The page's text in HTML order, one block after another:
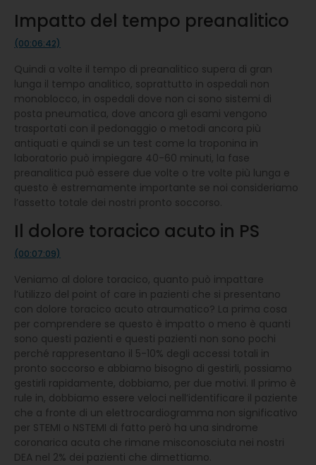
Impatto del tempo preanalitico
(00:06:42)
Quindi a volte il tempo di preanalitico supera di gran
lunga il tempo analitico, soprattutto in ospedali non
monoblocco, in ospedali dove non ci sono sistemi di
posta pneumatica, dove ancora gli esami vengono
trasportati con il pedonaggio o metodi ancora più
antiquati e quindi se un test come la troponina in
laboratorio può impiegare 40-60 minuti, la fase
preanalitica può essere due volte o tre volte più lunga e
questo è estremamente importante se noi consideriamo
l’assetto totale dei nostri pronto soccorso.
Il dolore toracico acuto in PS
(00:07:09)
Veniamo al dolore toracico, quanto può impattare
l’utilizzo del point of care in pazienti che si presentano
con dolore toracico acuto atraumatico? La prima cosa
per comprendere se questo è impatto o meno è quanti
sono questi pazienti e questi pazienti non sono pochi
perché rappresentano il 5-10% degli accessi totali in
pronto soccorso e abbiamo bisogno di gestirli, possiamo
gestirli rapidamente, dobbiamo, per due motivi. Il primo è
rule in, dobbiamo essere veloci nell’identificare il paziente
che a fronte di un elettrocardiogramma non significativo
per STEMI o NSTEMI di fatto però ha una sindrome
coronarica acuta che rimane misconosciuta nei nostri
DEA nel 2% dei pazienti che dimettiamo.